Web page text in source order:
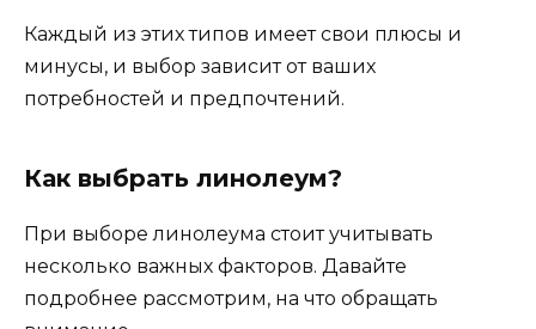
Каждый из этих типов имеет свои плюсы и
минусы, и выбор зависит от ваших
потребностей и предпочтений.
Как выбрать линолеум?
При выборе линолеума стоит учитывать
несколько важных факторов. Давайте
подробнее рассмотрим, на что обращать